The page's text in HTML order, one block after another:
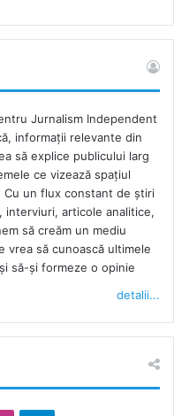
mai des. Ce învățătură
din școală? Rata de
mai mici. În paralel,
aproape șapte ori mai
aceste discrepanțe?
în schimbul
pe social media
între politicieni, cei
fi presa și nu invers.
și să punem întrebări
mai mult și mai în
lucru pe propagandiști,
mai rezistentă la
Jurnalism Independent
informații relevante din
să explice publicului larg
ce vizează spațiul
Cu un flux constant de ştiri
interviuri, articole analitice,
să creăm un mediu
vrea să cunoască ultimele
să-şi formeze o opinie
detalii...